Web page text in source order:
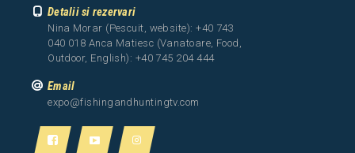
Detalii si rezervari
Nina Morar (Pescuit, website): +40 743
040 018 Anca Matiesc (Vanatoare, Food,
Outdoor, English): +40 745 204 444
Email
expo@fishingandhuntingtv.com